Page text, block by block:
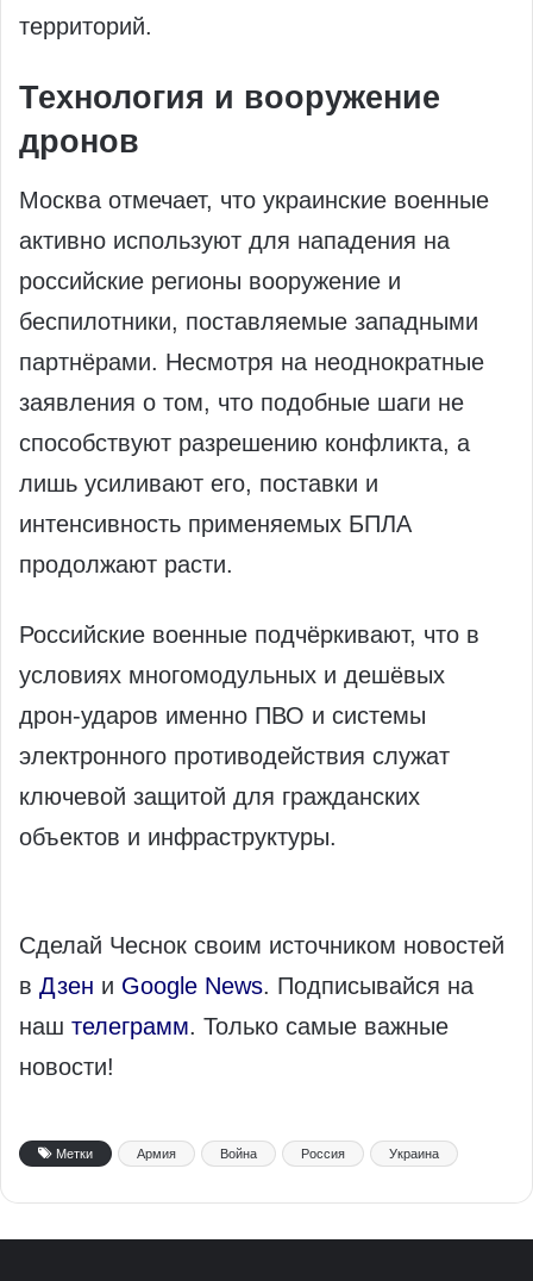
территорий.
Технология и вооружение
дронов
Москва отмечает, что украинские военные
активно используют для нападения на
российские регионы вооружение и
беспилотники, поставляемые западными
партнёрами. Несмотря на неоднократные
заявления о том, что подобные шаги не
способствуют разрешению конфликта, а
лишь усиливают его, поставки и
интенсивность применяемых БПЛА
продолжают расти.
Российские военные подчёркивают, что в
условиях многомодульных и дешёвых
дрон‑ударов именно ПВО и системы
электронного противодействия служат
ключевой защитой для гражданских
объектов и инфраструктуры.
Сделай Чеснок своим источником новостей
в Дзен и Google News. Подписывайся на
наш телеграмм. Только самые важные
новости!
Метки Армия Война Россия Украина